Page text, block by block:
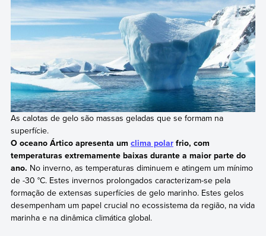
As calotas de gelo são massas geladas que se formam na
superfície.
O oceano Ártico apresenta um clima polarfrio, com
temperaturas extremamente baixas durante a maior parte do
ano. No inverno, as temperaturas diminuem e atingem um mínimo
de -30 °C. Estes invernos prolongados caracterizam-se pela
formação de extensas superfícies de gelo marinho. Estes gelos
desempenham um papel crucial no ecossistema da região, na vida
marinha e na dinâmica climática global.